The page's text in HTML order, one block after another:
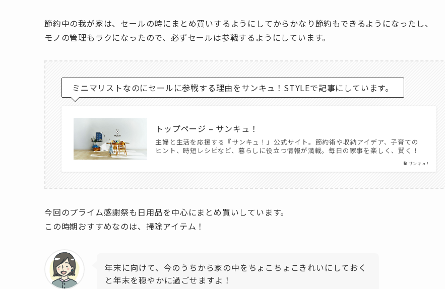
節約中の我が家は、セールの時にまとめ買いするようにしてからかなり節約もできるようになったし、
モノの管理もラクになったので、必ずセールは参戦するようにしています。
ミニマリストなのにセールに参戦する理由をサンキュ！STYLEで記事にしています。
サンキュ！
トップページ – サンキュ！
主婦と生活を応援する『サンキュ！』公式サイト。節約術や収納アイデア、子育ての
ヒント、時短レシピなど、暮らしに役立つ情報が満載。毎日の家事を楽しく、賢く！
今回のプライム感謝祭も日用品を中心にまとめ買いしています。
この時期おすすめなのは、掃除アイテム！
年末に向けて、今のうちから家の中をちょこちょこきれいにしておく
と年末を穏やかに過ごせますよ！